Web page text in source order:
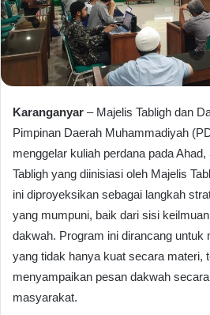
Karanganyar – Majelis Tabligh dan
Pimpinan Daerah Muhammadiyah
menggelar kuliah perdana pada
Tabligh yang diinisiasi oleh Majelis
ini diproyeksikan sebagai langkah
yang mumpuni, baik dari sisi
dakwah. Program ini dirancang untuk
yang tidak hanya kuat secara materi,
menyampaikan pesan dakwah
masyarakat.